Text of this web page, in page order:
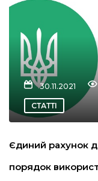
30.11.2021
СТАТТІ
Єдиний рахунок
порядок